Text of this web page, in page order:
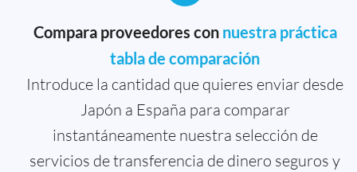
Compara proveedores con nuestra práctica
tabla de comparación
Introduce la cantidad que quieres enviar desde
Japón a España para comparar
instantáneamente nuestra selección de
servicios de transferencia de dinero seguros y